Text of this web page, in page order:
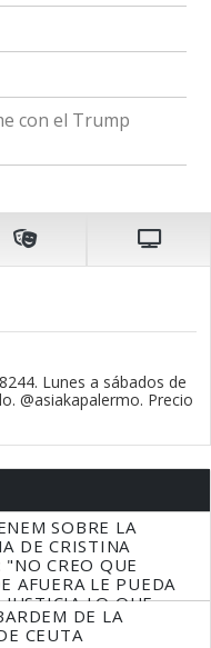
con el Trump
Lunes a sábados de
@asiakapalermo. Precio
SOBRE LA
DE CRISTINA
"NO CREO QUE
AFUERA LE PUEDA
JUSTICIA LO QUE
DE LA
CEUTA